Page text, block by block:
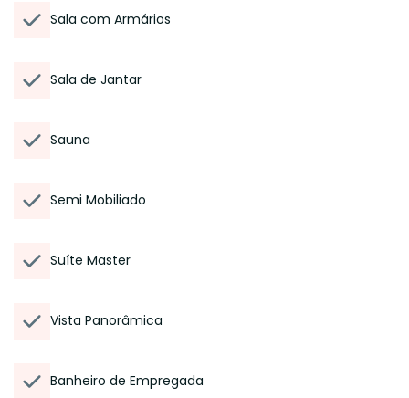
Sala com Armários
Sala de Jantar
Sauna
Semi Mobiliado
Suíte Master
Vista Panorâmica
Banheiro de Empregada